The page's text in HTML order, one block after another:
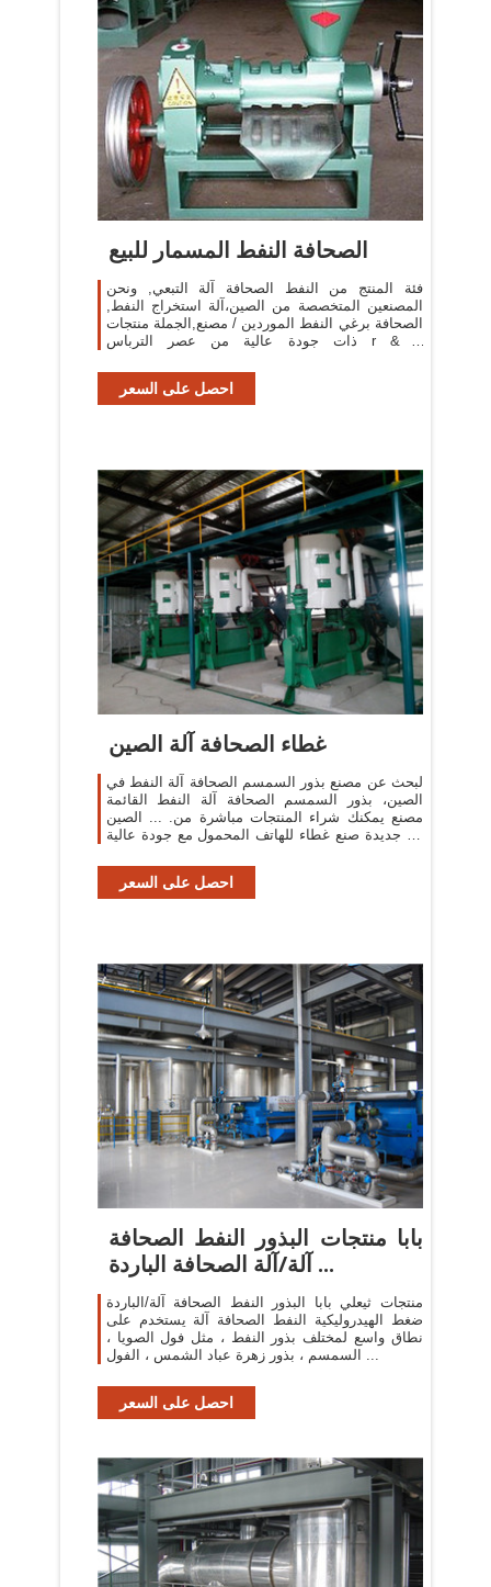
الصحافة النفط المسمار للبيع
فئة المنتج من النفط الصحافة آلة التبعي, ونحن
المصنعين المتخصصة من الصين،آلة استخراج النفط,
الصحافة برغي النفط الموردين / مصنع,الجملة منتجات
ذات جودة عالية من عصر الترباس r & d
احصل على السعر
غطاء الصحافة آلة الصين
لبحث عن مصنع بذور السمسم الصحافة آلة النفط في
الصين، بذور السمسم الصحافة آلة النفط القائمة
مصنع يمكنك شراء المنتجات مباشرة من. ... الصين
آلة جديدة صنع غطاء للهاتف المحمول مع جودة عالية
احصل على السعر
بابا منتجات البذور النفط الصحافة
آلة/آلة الصحافة الباردة ...
منتجات ثيعلي بابا البذور النفط الصحافة آلة/الباردة
ضغط الهيدروليكية النفط الصحافة آلة يستخدم على
نطاق واسع لمختلف بذور النفط ، مثل فول الصويا ،
السمسم ، بذور زهرة عباد الشمس ، الفول ...
احصل على السعر